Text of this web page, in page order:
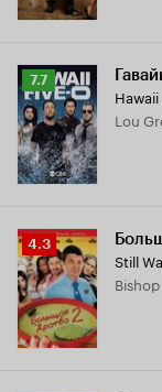
Рейтинг
Кинопоиска
7.7
7.7
Lou
Рейтинг
Кинопоиска
4.3
4.3
Still
Bishop